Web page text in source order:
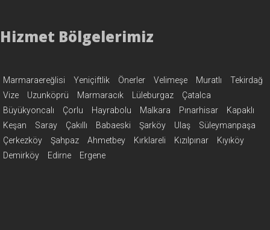
Hizmet Bölgelerimiz
Marmaraereğlisi Yeniçiftlik Önerler Velimeşe Muratlı
Tekirdağ
Vize
Uzunköprü Marmaracık Lüleburgaz
Çatalca
Büyükyoncalı
Çorlu Hayrabolu Malkara Pınarhisar
Kapaklı
Keşan
Saray Çakıllı Babaeski Şarköy Ulaş
Süleymanpaşa
Çerkezköy
Şahpaz Ahmetbey Kırklareli Kızılpınar
Kıyıköy
Demirköy
Edirne Ergene